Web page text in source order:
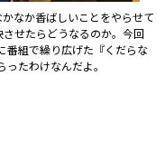
なか香ばしいことをやらせて
せたらどうなるのか。今回
番組で繰り広げた『くだらな
たわけなんだよ。